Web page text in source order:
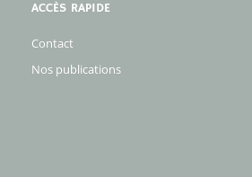
ACCÈS RAPIDE
Contact
Nos publications